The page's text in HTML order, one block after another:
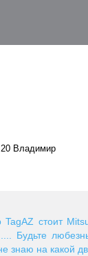
Владимир
стоит
Будьте
знаю на какой